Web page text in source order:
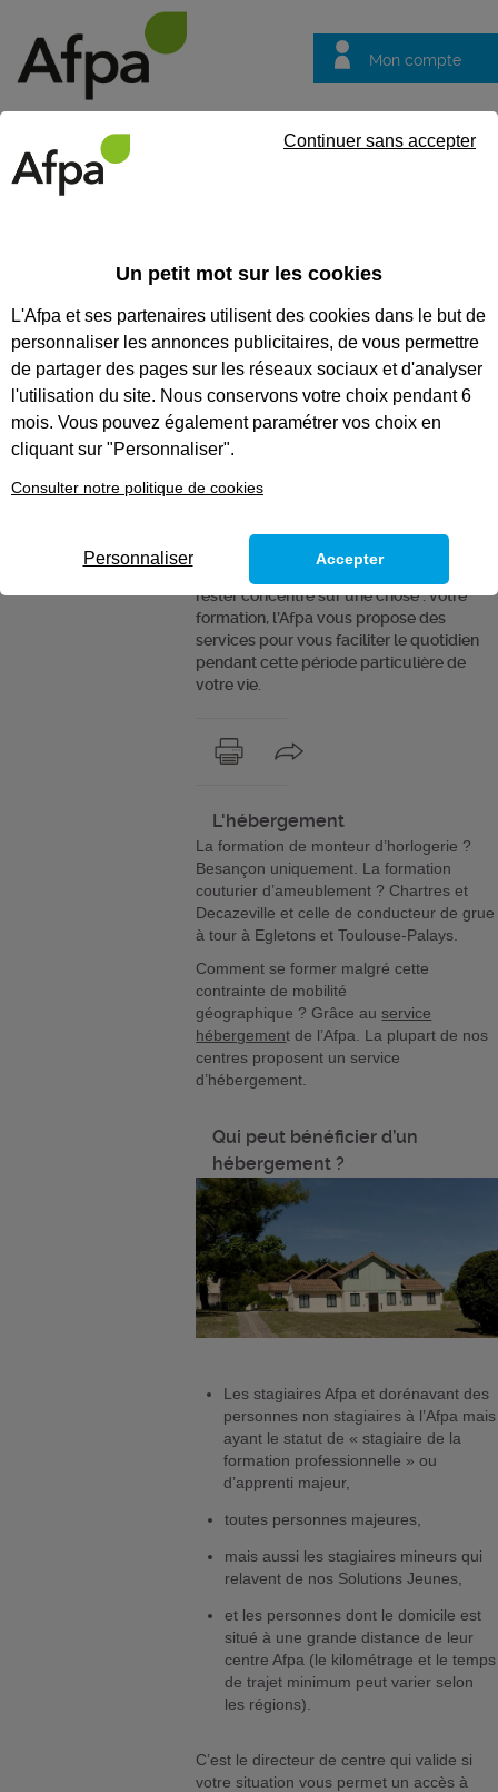
Mon compte
questions
Votre expérience Afpa Nos
centres de formation
Nos services pour
faciliter votre
quotidien en
formation
réussite tient parfois à un fil. Parce tout
au long de votre formation, vous devez
rester concentré sur une chose : votre
formation, l’Afpa vous propose des
services pour vous faciliter le quotidien
pendant cette période particulière de
votre vie.
L'hébergement
La formation de monteur d’horlogerie ?
Besançon uniquement. La formation
couturier d’ameublement ? Chartres et
Decazeville et celle de conducteur de grue
à tour à Egletons et Toulouse-Palays.
Comment se former malgré cette
contrainte de mobilité
géographique ? Grâce auservice
hébergement de l’Afpa. La plupart de nos
centres proposent un service
d’hébergement.
Qui peut bénéficier d’un
hébergement ?
Les stagiaires Afpa et dorénavant des
personnes non stagiaires à l’Afpa mais
ayant le statut de « stagiaire de la
formation professionnelle » ou
d’apprenti majeur,
toutes personnes majeures,
mais aussi les stagiaires mineurs qui
relavent de nos Solutions Jeunes,
et les personnes dont le domicile est
situé à une grande distance de leur
centre Afpa (le kilométrage et le temps
de trajet minimum peut varier selon
les régions).
C’est le directeur de centre qui valide si
votre situation vous permet un accès à
Un petit mot sur les cookies
L'Afpa et ses partenaires utilisent des cookies dans le but de
personnaliser les annonces publicitaires, de vous permettre
de partager des pages sur les réseaux sociaux et d'analyser
l'utilisation du site. Nous conservons votre choix pendant 6
mois. Vous pouvez également paramétrer vos choix en
cliquant sur "Personnaliser".
Consulter notre politique de cookies
Continuer sans accepter
Personnaliser Accepter